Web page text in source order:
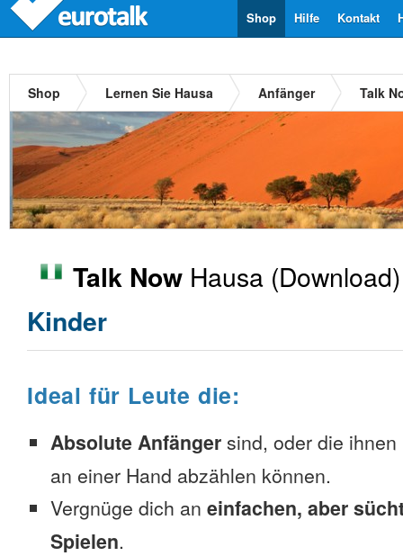
Kontakt
Hilfe
Shop
Shop Lernen Sie Hausa Anfänger Talk
Talk Now Hausa
Kinder
Ideal für Leute die:
Absolute Anfänger sind, oder die
an einer Hand abzählen können.
Vergnüge dich an einfachen, aber
Spielen.